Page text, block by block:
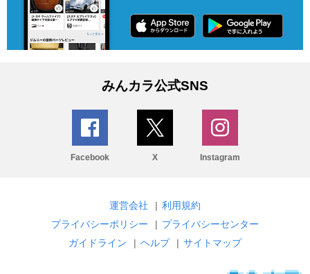
みんカラ公式SNS
Facebook X Instagram
運営会社 | 利用規約
プライバシーポリシー
| プライバシーセンター
ガイドライン
| ヘルプ | サイトマップ